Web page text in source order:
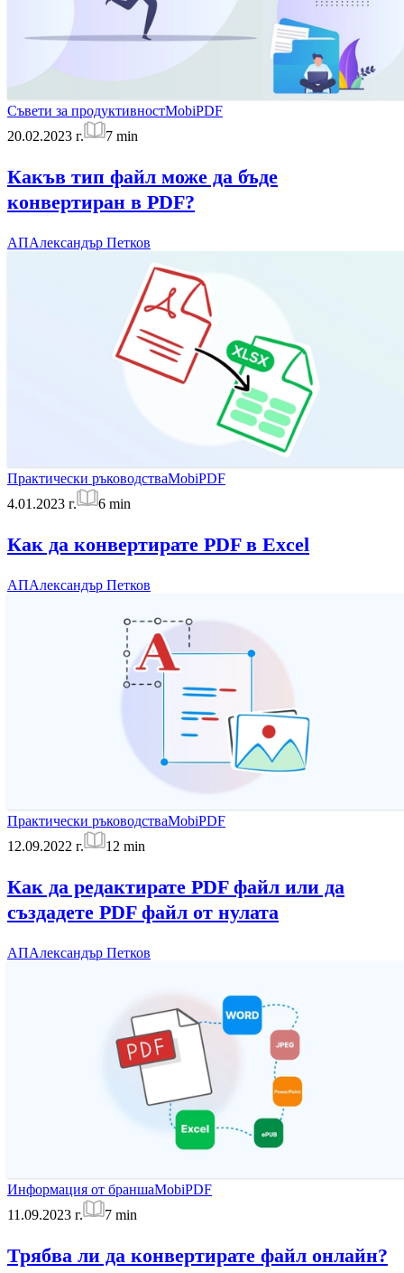
Съвети за продуктивностMobiPDF
20.02.2023 г.
7 min
Какъв тип файл може да бъде
конвертиран в PDF?
АПАлександър Петков
Практически ръководстваMobiPDF
4.01.2023 г.
6 min
Как да конвертирате PDF в Excel
АПАлександър Петков
Практически ръководстваMobiPDF
12.09.2022 г.
12 min
Как да редактирате PDF файл или да
създадете PDF файл от нулата
АПАлександър Петков
Информация от браншаMobiPDF
11.09.2023 г.
7 min
Трябва ли да конвертирате файл онлайн?